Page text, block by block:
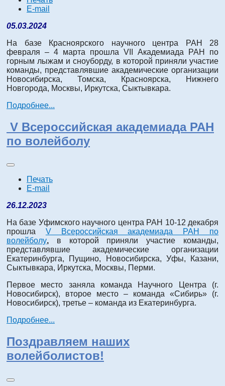
E-mail
05.03.2024
На базе Красноярского научного центра РАН 28
февраля – 4 марта прошла VII
Академиада РАН по
горным лыжам и сноуборду, в которой приняли участие
команды, представлявшие академические организации
Новосибирска, Томска, Красноярска, Нижнего
Новгорода, Москвы, Иркутска, Сыктывкара.
Подробнее...
V Всероссийская академиада РАН
по волейболу
Печать
E-mail
26.12.2023
На базе Уфимского научного центра РАН 10-12 декабря
прошла V Всероссийская академиада РАН по
волейболу, в которой приняли участие команды,
представлявшие академические организации
Екатеринбурга, Пущино, Новосибирска, Уфы, Казани,
Сыктывкара, Иркутска, Москвы, Перми.
Первое место заняла команда Научного Центра (г.
Новосибирск), второе место – команда «Сибирь» (г.
Новосибирск), третье – команда из Екатеринбурга.
Подробнее...
Поздравляем наших
волейболистов!